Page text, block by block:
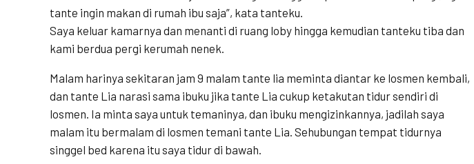
tante ingin makan di rumah ibu saja”, kata tanteku.
Saya keluar kamarnya dan menanti di ruang loby hingga kemudian tanteku tiba dan
kami berdua pergi kerumah nenek.
Malam harinya sekitaran jam 9 malam tante lia meminta diantar ke losmen kembali,
dan tante Lia narasi sama ibuku jika tante Lia cukup ketakutan tidur sendiri di
losmen. Ia minta saya untuk temaninya, dan ibuku mengizinkannya, jadilah saya
malam itu bermalam di losmen temani tante Lia. Sehubungan tempat tidurnya
singgel bed karena itu saya tidur di bawah.